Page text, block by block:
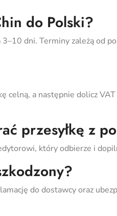
do Polski?
dni. Terminy zależą od
a następnie dolicz
przesyłkę z
który odbierze i
do dostawcy oraz